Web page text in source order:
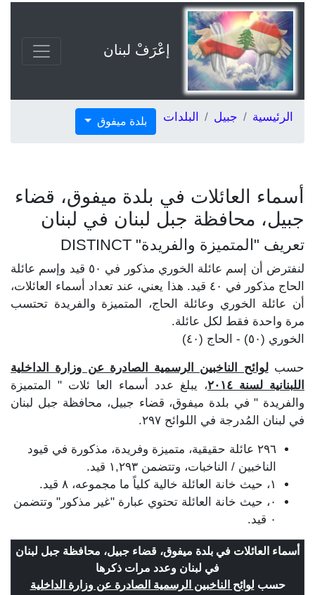
إعْرَفْ لبنان
الرئيسية جبيل البلدات بلدة ميفوق
أسماء العائلات في بلدة ميفوق، قضاء
جبيل، محافظة جبل لبنان في لبنان
تعريف "المتميزة والفريدة" DISTINCT
لنفترض أن إسم عائلة الخوري مذكور في ٥٠ قيد وإسم عائلة
الحاج مذكور في ٤٠ قيد. هذا يعني، عند تعداد أسماء العائلات،
أن عائلة الخوري وعائلة الحاج، المتميزة والفريدة تحتسب
مرة واحدة فقط لكل عائلة.
الخوري (٥٠) - الحاج (٤٠)
حسبلوائح الناخبين الرسمية الصادرة عن وزارة الداخلية
اللبنانية لسنة ٢٠١٤
، يبلغ عدد أسماء العا ئلات " المتميزة
والفريدة " في بلدة ميفوق، قضاء جبيل، محافظة جبل لبنان
في لبنان المُدرجة في اللوائح ٢٩٧.
٢٩٦ عائلة حقيقية، متميزة وفريدة، مذكورة في قيود
الناخبين / الناخبات، وتتضمن ١,٢٩٣ قيد.
١، حيث خانة العائلة خالية كلياً ما مجموعه، ٨ قيد.
٠، حيث خانة العائلة تحتوي عبارة "غير مذكور" وتتضمن
٠ قيد.
أسماء العائلات في بلدة ميفوق، قضاء جبيل، محافظة جبل لبنان
في لبنان وعدد مرات ذكرها
حسب لوائح الناخبين الرسمية الصادرة عن وزارة الداخلية